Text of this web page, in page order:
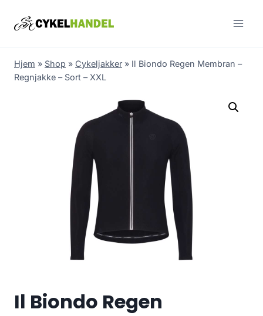
Hjem » Shop » Cykeljakker » Il Biondo Regen Membran –
Regnjakke – Sort – XXL
Il Biondo Regen